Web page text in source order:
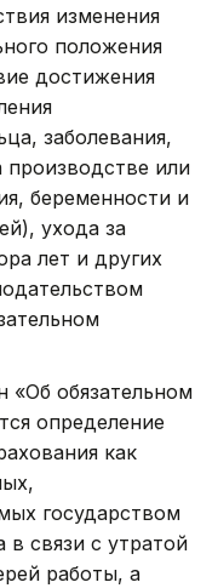
изменения
положения
достижения
заболевания,
производстве или
беременности и
ухода за
лет и других
«Об обязательном
определение
как
государством
связи с утратой
работы, а